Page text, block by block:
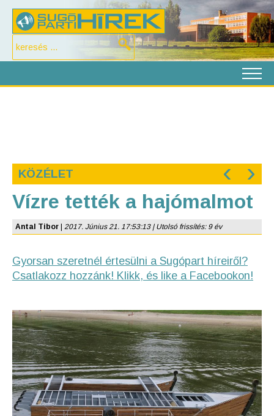
KÖZÉLET ‹ ›
Vízre tették a hajómalmot
Antal Tibor 2017. Június 21. 17:53:13 | Utolsó frissítés: 9 év
Gyorsan szeretnél értesülni a Sugópart híreiről?
Csatlakozz hozzánk! Klikk, és like a Facebookon!